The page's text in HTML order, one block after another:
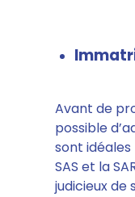
Avant de
possible
sont
SAS et la
judicieux de